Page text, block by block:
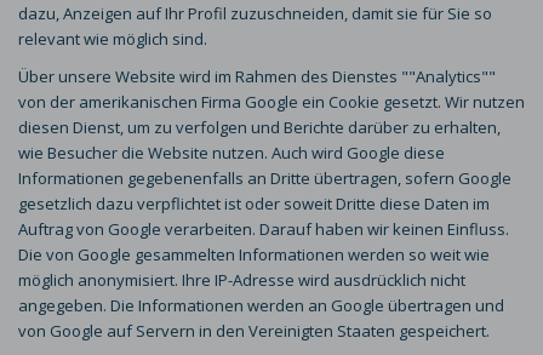
dazu, Anzeigen auf Ihr Profil zuzuschneiden, damit sie für Sie so
relevant wie möglich sind.
Über unsere Website wird im Rahmen des Dienstes ""Analytics""
von der amerikanischen Firma Google ein Cookie gesetzt. Wir nutzen
diesen Dienst, um zu verfolgen und Berichte darüber zu erhalten,
wie Besucher die Website nutzen. Auch wird Google diese
Informationen gegebenenfalls an Dritte übertragen, sofern Google
gesetzlich dazu verpflichtet ist oder soweit Dritte diese Daten im
Auftrag von Google verarbeiten. Darauf haben wir keinen Einfluss.
Die von Google gesammelten Informationen werden so weit wie
möglich anonymisiert. Ihre IP-Adresse wird ausdrücklich nicht
angegeben. Die Informationen werden an Google übertragen und
von Google auf Servern in den Vereinigten Staaten gespeichert.